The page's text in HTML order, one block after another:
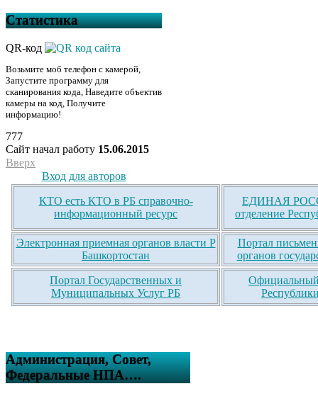
Статистика
QR-код
Возьмите моб телефон с камерой,
Запустите программу для
сканирования кода, Наведите объектив
камеры на код, Получите
информацию!
777
Сайт начал работу 15.06.2015
Вверх
Вход для авторов
КТО есть КТО в РБ справочно-
информационный ресурс
ЕДИНАЯ
отделение
Электронная приемная органов власти Р
Башкортостан
Портал
органов
Портал Государственных и
Муниципальных Услуг РБ
Официальный
Администрация, Совет,
Федеральные НПА….